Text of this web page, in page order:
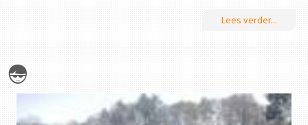
Lees verder...